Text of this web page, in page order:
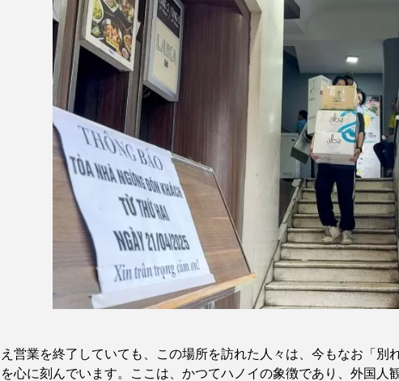
営業を終了していても、この場所を訪れた人々は、今もなお「別
心に刻んでいます。ここは、かつてハノイの象徴であり、外国人